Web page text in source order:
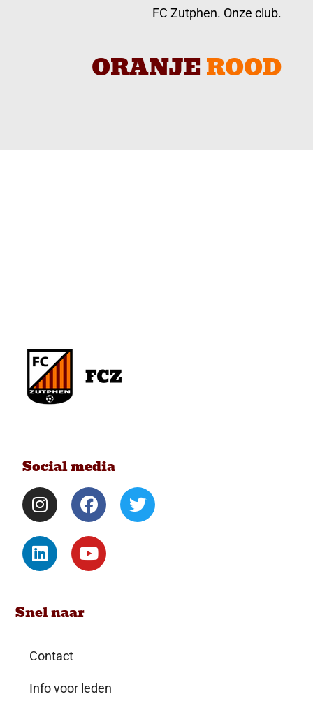
FC Zutphen. Onze club.
ORANJEROOD
Social media
Snel naar
Contact
Info voor leden